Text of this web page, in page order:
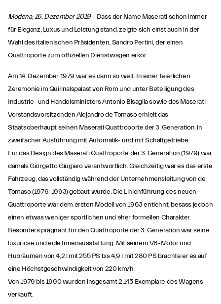
Modena, 16. Dezember 2019– Dass der Name Maserati schon immer
für Eleganz, Luxus und Leistung stand, zeigte sich einst auch in der
Wahl des italienischen Präsidenten, Sandro Pertini, der einen
Quattroporte zum offiziellen Dienstwagen erkor.
Am 14. Dezember 1979 war es dann so weit. In einer feierlichen
Zeremonie im Quirinalspalast von Rom und unter Beteiligung des
Industrie- und Handelsministers Antonio Bisaglia sowie des Maserati-
Vorstandsvorsitzenden Alejandro de Tomaso erhielt das
Staatsoberhaupt seinen Maserati Quattroporte der 3. Generation, in
zweifacher Ausführung mit Automatik- und mit Schaltgetriebe.
Für das Design des Maserati Quattroporte der 3. Generation (1979) war
damals Giorgetto Giugiaro verantwortlich. Gleichzeitig war es das erste
Fahrzeug, das vollständig während der Unternehmensleitung von de
Tomaso (1976-1993) gebaut wurde. Die Linienführung des neuen
Quattroporte war dem ersten Modell von 1963 entlehnt, besass jedoch
einen etwas weniger sportlichen und eher formellen Charakter.
Besonders prägnant für den Quattroporte der 3. Generation war seine
luxuriöse und edle Innenausstattung. Mit seinem V8-Motor und
Hubräumen von 4,2 l mit 255 PS bis 4,9 l mit 280 PS brachte er es auf
eine Höchstgeschwindigkeit von 220 km/h.
Von 1979 bis 1990 wurden insgesamt 2.145 Exemplare des Wagens
verkauft.